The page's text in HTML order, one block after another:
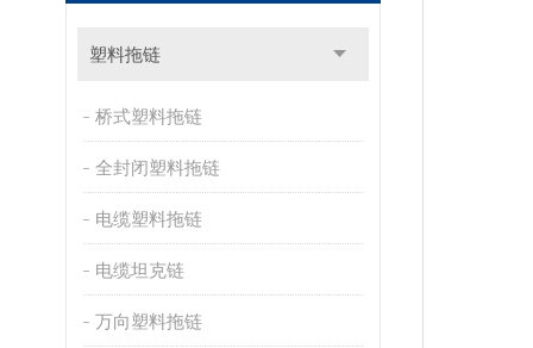
塑料拖链
桥式塑料拖链
全封闭塑料拖链
电缆塑料拖链
电缆坦克链
万向塑料拖链